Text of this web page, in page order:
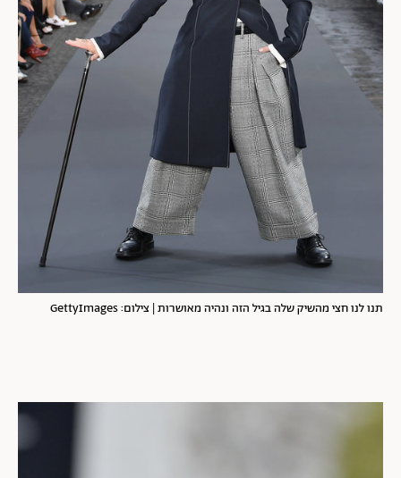
תנו לנו חצי מהשיק שלה בגיל הזה ונהיה מאושרות | צילום: GettyImages